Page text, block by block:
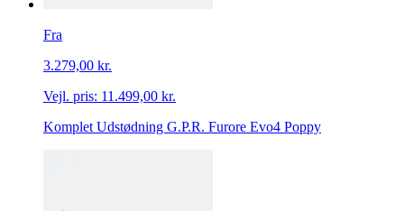
Fra
3.279,00 kr.
Vejl. pris: 11.499,00 kr.
Komplet Udstødning G.P.R. Furore Evo4 Poppy